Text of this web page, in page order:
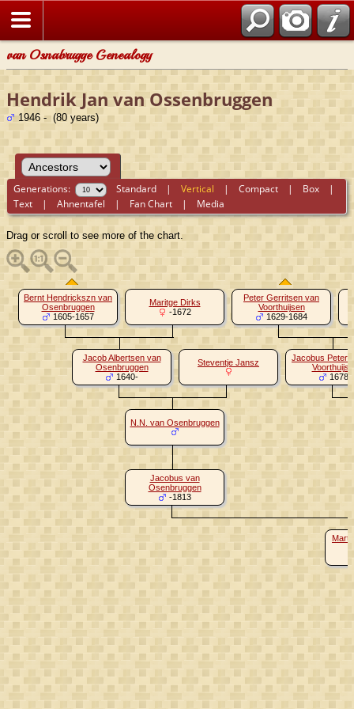
van Osnabrugge Genealogy
Hendrik Jan van Ossenbruggen
1946 - (80 years)
Generations: Standard |Vertical |Compact | Box |
Text |Ahnentafel | Fan Chart | Media
Drag or scroll to see more of the chart.
Bernt Hendrickszn van
Osenbruggen
1605-1657
Maritge Dirks
-1672
Peter Gerritsen van
Voorthuijsen
1629-1684
Jacob Albertsen van
Osenbruggen
1640-
Steventje Jansz
Jacobus
1678-
N.N. van Osenbruggen
Jacobus van
Osenbruggen
-1813